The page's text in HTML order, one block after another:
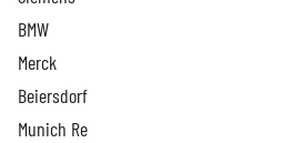
BMW
Merck
Beiersdorf
Munich Re